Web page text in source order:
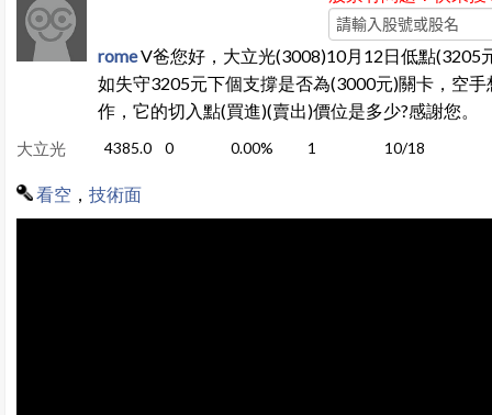
romeV爸您好，大立光(3008)10月12日低點(3205
如失守3205元下個支撐是否為(3000元)關卡，空手
作，它的切入點(買進)(賣出)價位是多少?感謝您。
大立光 4385.0 0 0.00% 1 10/18
看空 技術面